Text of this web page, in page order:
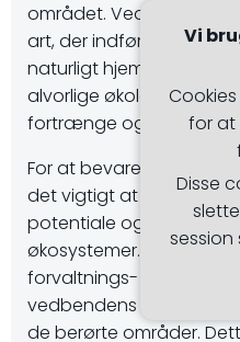
området. Vedbenden
art, der indføres i nye
naturligt
alvorlige økologiske
fortrænge og
For at bevare
det vigtigt at være
potentiale og truslerne
økosystemer. Der bør
forvaltnings- og
vedbendens spredning
de berørte områder.
Vi
for at
Disse
session